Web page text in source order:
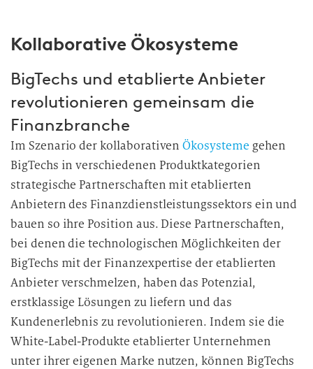
Kollaborative Ökosysteme
BigTechs und etablierte Anbieter
revolutionieren gemeinsam die
Finanzbranche
Im Szenario der kollaborativenÖkosysteme gehen
BigTechs in verschiedenen Produktkategorien
strategische Partnerschaften mit etablierten
Anbietern des Finanzdienstleistungssektors ein und
bauen so ihre Position aus. Diese Partnerschaften,
bei denen die technologischen Möglichkeiten der
BigTechs mit der Finanzexpertise der etablierten
Anbieter verschmelzen, haben das Potenzial,
erstklassige Lösungen zu liefern und das
Kundenerlebnis zu revolutionieren. Indem sie die
White-Label-Produkte etablierter Unternehmen
unter ihrer eigenen Marke nutzen, können BigTechs